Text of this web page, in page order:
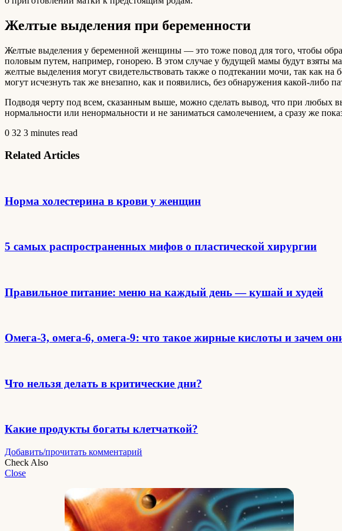
Желтые выделения при беременности
Желтые выделения у беременной женщины — это тоже повод для того, чтобы
половым путем, например, гонорею. В этом случае у будущей мамы будут взяты
желтые выделения могут свидетельствовать также о подтекании мочи, так как
могут исчезнуть так же внезапно, как и появились, без обнаружения какой-либо
Подводя черту под всем, сказанным выше, можно сделать вывод, что при любых
нормальности или ненормальности и не заниматься самолечением, а сразу же
0 32 3 minutes read
Related Articles
Норма холестерина в крови у женщин
5 самых распространенных мифов о пластической хирургии
Правильное питание: меню на каждый день — кушай и худей
Омега-3, омега-6, омега-9: что такое жирные кислоты и зачем
Что нельзя делать в критические дни?
Какие продукты богаты клетчаткой?
Добавить/прочитать комментарий
Check Also
Close